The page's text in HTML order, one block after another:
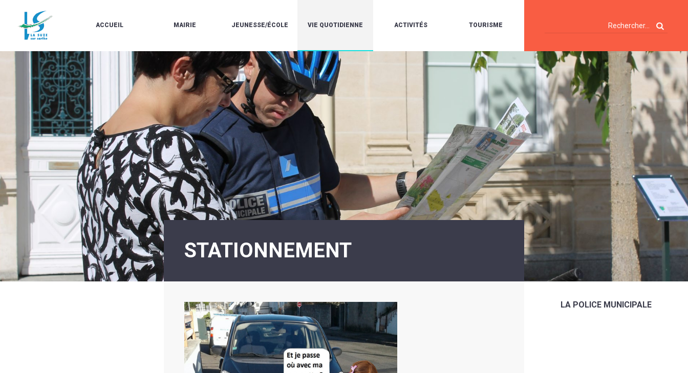
ACCUEIL
LE
MARCHÉ
À
PROPOS
DE
LA
SUZE
BULLETINS
EN
LIGNE
AGENDA
LA
SUZE
AU
DÉBUT
DU
20ÈME
SIÈCLE
MAIRIE
LES
CONTACTS
/
HORAIRES
URBANISME/PLU
LIGNE
CARTES
D'IDENTITÉ-
PASSEPORTS
LE
CMJ
RÉUNIONS
DU
CONSEIL
MUNICIPAL
ARRÊTÉS
ET
DÉCISIONS
DU
MAIRE
LE
MOT
DE
LA
MINORITÉ
JEUNESSE/ÉCOLE
L'ACCUEIL
LOISIRS
LE
PÉRISCOLAIRE
/
LES
MERCREDIS
RÉCRÉATIFS
LE
RESTAURANT
SCOLAIRE
LES
ÉCOLES
/
LE
COLLÈGE
ESPACE
JEUNES
11
-
18
ANS
LA
COULÉE
DOUCE
VIE QUOTIDIENNE
ESPACE
DE
VIE
SOCIALE
QUELQUES
RÈGLES
DE
VIE
ENVIRONNEMENT
L'EAU
L'ASSAINISSEMENT
RÉSIDENCE
AUTONOMIE
LE
CCAS
LA
POLICE
MUNICIPALE
RISQUES
MAJEURS
ACTIVITÉS
LA
PISCINE
COMMUNAUTAIRE
ASSOCIATIONS
TOURISME
VOIE
VERTE
DÉCOUVERTES
RANDONNÉES
LE
CAMPING
POUR
CAMPING-
CARS
TENTES
ET
CARAVANES
HALTE
FLUVIALE
VENIR
À
LA
STATIONNEMENT
LA POLICE MUNICIPALE